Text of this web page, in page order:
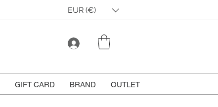
EUR (€)
GIFT CARD BRAND OUTLET